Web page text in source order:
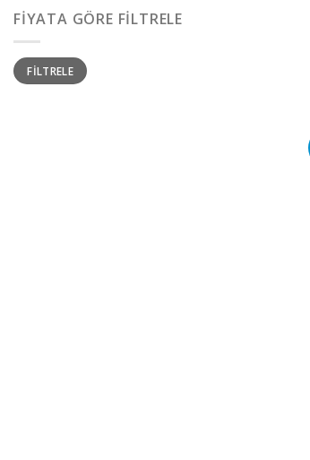
FIYATA GÖRE FILTRELE
En
düşük
fiyat
En
yüksek
fiyat
FILTRELE